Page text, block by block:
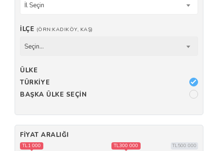
İl Seçin
İLÇE (ÖRN:KADIKÖY, KAŞ)
Seçin...
ÜLKE
TÜRKIYE
BAŞKA ÜLKE SEÇIN
FIYAT ARALIĞI
TL500 000
TL1 000 TL300 000